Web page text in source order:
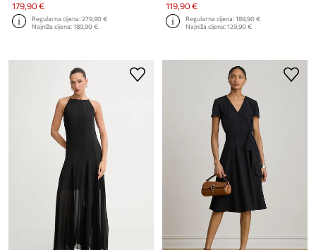
179,90 €
Regularna cijena:279,90 €
Najniža cijena:189,90 €
119,90 €
Regularna cijena:189,90 €
Najniža cijena:129,90 €